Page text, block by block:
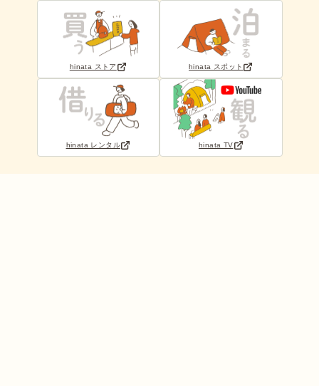
hinata ストア hinata スポット
hinata レンタル hinata TV